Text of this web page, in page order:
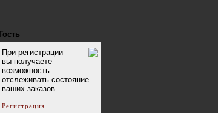
Гость
При регистрации
вы получаете
возможность
отслеживать состояние
ваших заказов
Регистрация